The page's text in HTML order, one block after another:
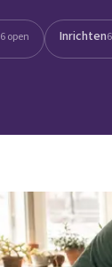
6 open Inrichten